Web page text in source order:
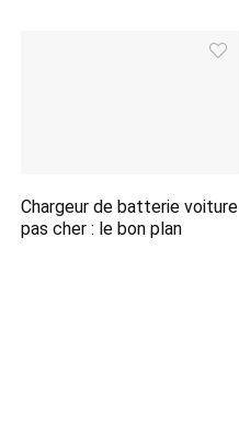
Chargeur de batterie voiture
pas cher : le bon plan